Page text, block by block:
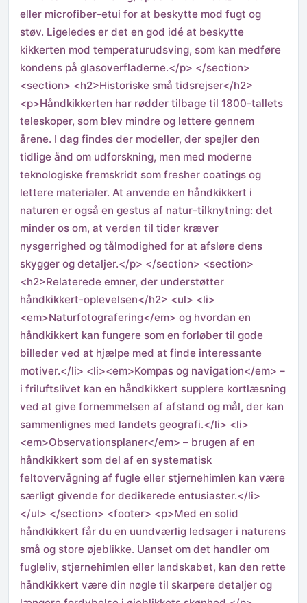
eller microfiber-etui for at beskytte mod fugt og
støv. Ligeledes er det en god idé at beskytte
kikkerten mod temperaturudsving, som kan medføre
kondens på glasoverfladerne.</p> </section>
<section> <h2>Historiske små tidsrejser</h2>
<p>Håndkikkerten har rødder tilbage til 1800-tallets
teleskoper, som blev mindre og lettere gennem
årene. I dag findes der modeller, der spejler den
tidlige ånd om udforskning, men med moderne
teknologiske fremskridt som fresher coatings og
lettere materialer. At anvende en håndkikkert i
naturen er også en gestus af natur-tilknytning: det
minder os om, at verden til tider kræver
nysgerrighed og tålmodighed for at afsløre dens
skygger og detaljer.</p> </section> <section>
<h2>Relaterede emner, der understøtter
håndkikkert-oplevelsen</h2> <ul> <li>
<em>Naturfotografering</em> og hvordan en
håndkikkert kan fungere som en forløber til gode
billeder ved at hjælpe med at finde interessante
motiver.</li> <li><em>Kompas og navigation</em> –
i friluftslivet kan en håndkikkert supplere kortlæsning
ved at give fornemmelsen af afstand og mål, der kan
sammenlignes med landets geografi.</li> <li>
<em>Observationsplaner</em> – brugen af en
håndkikkert som del af en systematisk
feltovervågning af fugle eller stjernehimlen kan være
særligt givende for dedikerede entusiaster.</li>
</ul> </section> <footer> <p>Med en solid
håndkikkert får du en uundværlig ledsager i naturens
små og store øjeblikke. Uanset om det handler om
fugleliv, stjernehimlen eller landskabet, kan den rette
håndkikkert være din nøgle til skarpere detaljer og